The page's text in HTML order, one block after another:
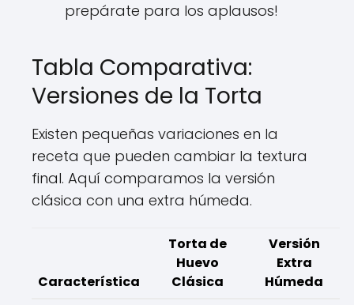
prepárate para los aplausos!
Tabla Comparativa:
Versiones de la Torta
Existen pequeñas variaciones en la
receta que pueden cambiar la textura
final. Aquí comparamos la versión
clásica con una extra húmeda.
Característica
Torta de
Huevo
Clásica
Versión
Extra
Húmeda